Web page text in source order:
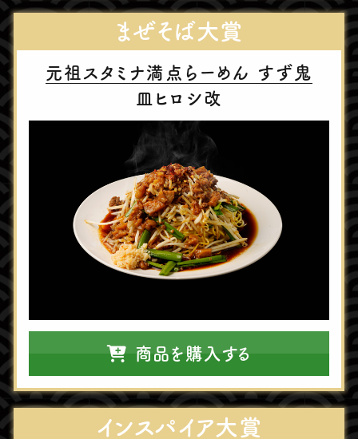
まぜそば⼤賞
元祖スタミナ満点らーめん すず⻤
⽫ヒロシ改
商品を購入する
インスパイア⼤賞